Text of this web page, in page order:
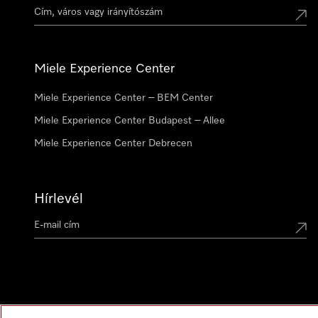
Miele Experience Center
Miele Experience Center – BEM Center
Miele Experience Center Budapest – Allee
Miele Experience Center Debrecen
Hírlevél